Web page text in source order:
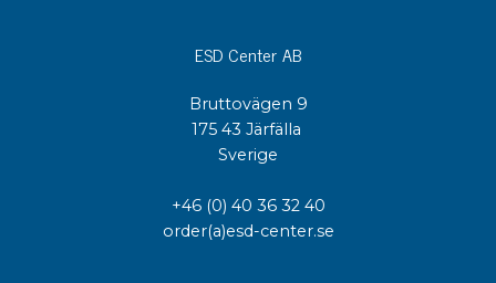
ESD Center AB
Bruttovägen 9
175 43 Järfälla
Sverige
+46 (0) 40 36 32 40
order(a)esd-center.se